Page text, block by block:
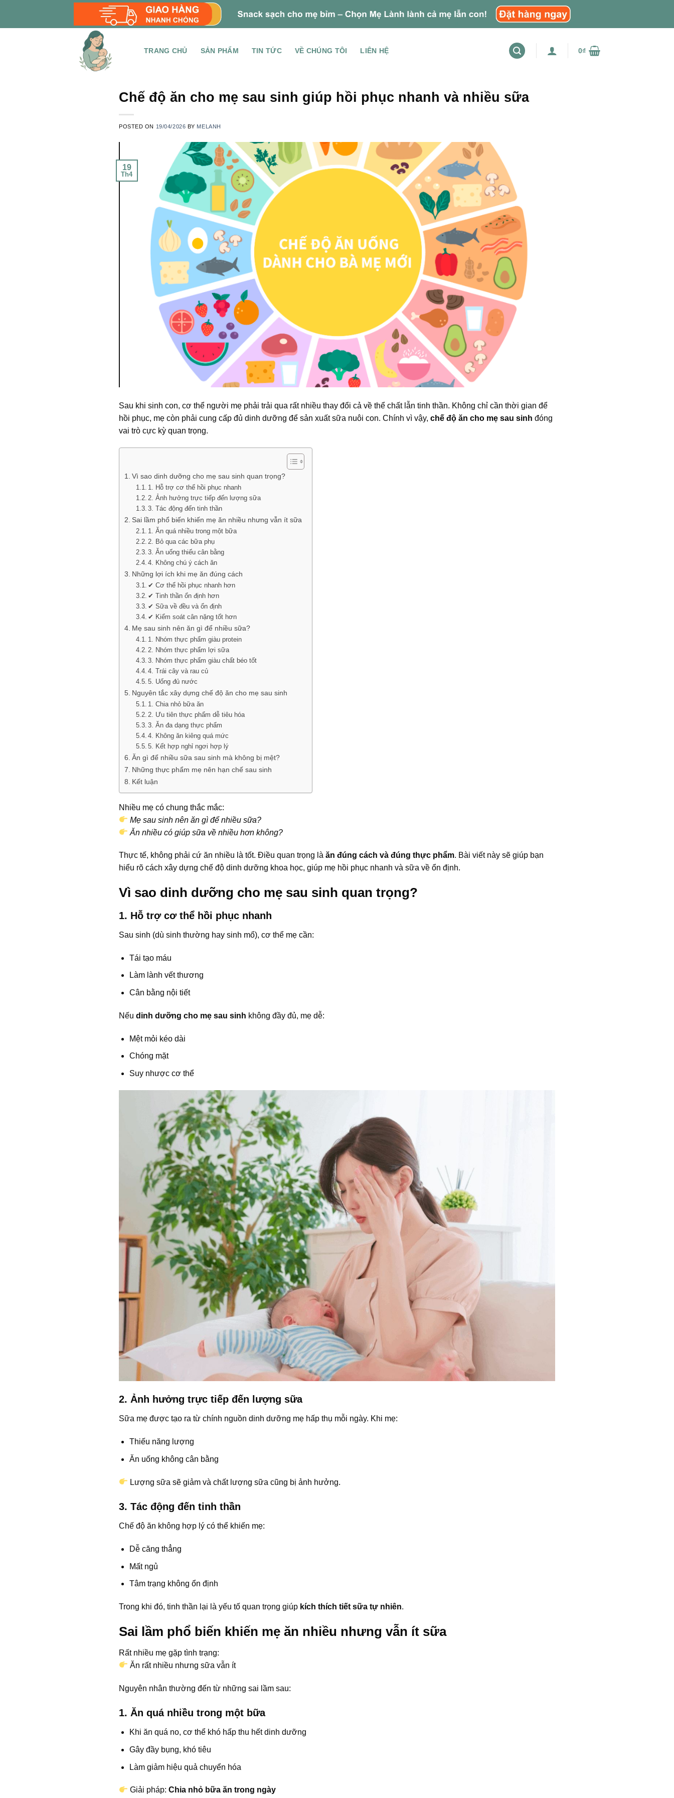
content
TRANG CHỦ SẢN PHẨM TIN TỨC VỀ CHÚNG TÔI LIÊN HỆ 0₫
Chế độ ăn cho mẹ sau sinh giúp hồi phục nhanh và nhiều sữa
POSTED ON 19/04/2026 BY MELANH
19
Th4
Sau khi sinh con, cơ thể người mẹ phải trải qua rất nhiều thay đổi cả về thể chất lẫn tinh thần. Không chỉ cần thời gian để
hồi phục, mẹ còn phải cung cấp đủ dinh dưỡng để sản xuất sữa nuôi con. Chính vì vậy, chế độ ăn cho mẹ sau sinh đóng
vai trò cực kỳ quan trọng.
Vì sao dinh dưỡng cho mẹ sau sinh quan trọng?
1. Hỗ trợ cơ thể hồi phục nhanh
2. Ảnh hưởng trực tiếp đến lượng sữa
3. Tác động đến tinh thần
Sai lầm phổ biến khiến mẹ ăn nhiều nhưng vẫn ít sữa
1. Ăn quá nhiều trong một bữa
2. Bỏ qua các bữa phụ
3. Ăn uống thiếu cân bằng
4. Không chú ý cách ăn
Những lợi ích khi mẹ ăn đúng cách
✔ Cơ thể hồi phục nhanh hơn
✔ Tinh thần ổn định hơn
✔ Sữa về đều và ổn định
✔ Kiểm soát cân nặng tốt hơn
Mẹ sau sinh nên ăn gì để nhiều sữa?
1. Nhóm thực phẩm giàu protein
2. Nhóm thực phẩm lợi sữa
3. Nhóm thực phẩm giàu chất béo tốt
4. Trái cây và rau củ
5. Uống đủ nước
Nguyên tắc xây dựng chế độ ăn cho mẹ sau sinh
1. Chia nhỏ bữa ăn
2. Ưu tiên thực phẩm dễ tiêu hóa
3. Ăn đa dạng thực phẩm
4. Không ăn kiêng quá mức
5. Kết hợp nghỉ ngơi hợp lý
Ăn gì để nhiều sữa sau sinh mà không bị mệt?
Những thực phẩm mẹ nên hạn chế sau sinh
Kết luận
Nhiều mẹ có chung thắc mắc:
Mẹ sau sinh nên ăn gì để nhiều sữa?
Ăn nhiều có giúp sữa về nhiều hơn không?
Thực tế, không phải cứ ăn nhiều là tốt. Điều quan trọng là ăn đúng cách và đúng thực phẩm. Bài viết này sẽ giúp bạn
hiểu rõ cách xây dựng chế độ dinh dưỡng khoa học, giúp mẹ hồi phục nhanh và sữa về ổn định.
Vì sao dinh dưỡng cho mẹ sau sinh quan trọng?
1. Hỗ trợ cơ thể hồi phục nhanh
Sau sinh (dù sinh thường hay sinh mổ), cơ thể mẹ cần:
Tái tạo máu
Làm lành vết thương
Cân bằng nội tiết
Nếu dinh dưỡng cho mẹ sau sinh không đầy đủ, mẹ dễ:
Mệt mỏi kéo dài
Chóng mặt
Suy nhược cơ thể
2. Ảnh hưởng trực tiếp đến lượng sữa
Sữa mẹ được tạo ra từ chính nguồn dinh dưỡng mẹ hấp thụ mỗi ngày. Khi mẹ:
Thiếu năng lượng
Ăn uống không cân bằng
Lượng sữa sẽ giảm và chất lượng sữa cũng bị ảnh hưởng.
3. Tác động đến tinh thần
Chế độ ăn không hợp lý có thể khiến mẹ:
Dễ căng thẳng
Mất ngủ
Tâm trạng không ổn định
Trong khi đó, tinh thần lại là yếu tố quan trọng giúp kích thích tiết sữa tự nhiên.
Sai lầm phổ biến khiến mẹ ăn nhiều nhưng vẫn ít sữa
Rất nhiều mẹ gặp tình trạng:
Ăn rất nhiều nhưng sữa vẫn ít
Nguyên nhân thường đến từ những sai lầm sau:
1. Ăn quá nhiều trong một bữa
Khi ăn quá no, cơ thể khó hấp thu hết dinh dưỡng
Gây đầy bụng, khó tiêu
Làm giảm hiệu quả chuyển hóa
Giải pháp:Chia nhỏ bữa ăn trong ngày